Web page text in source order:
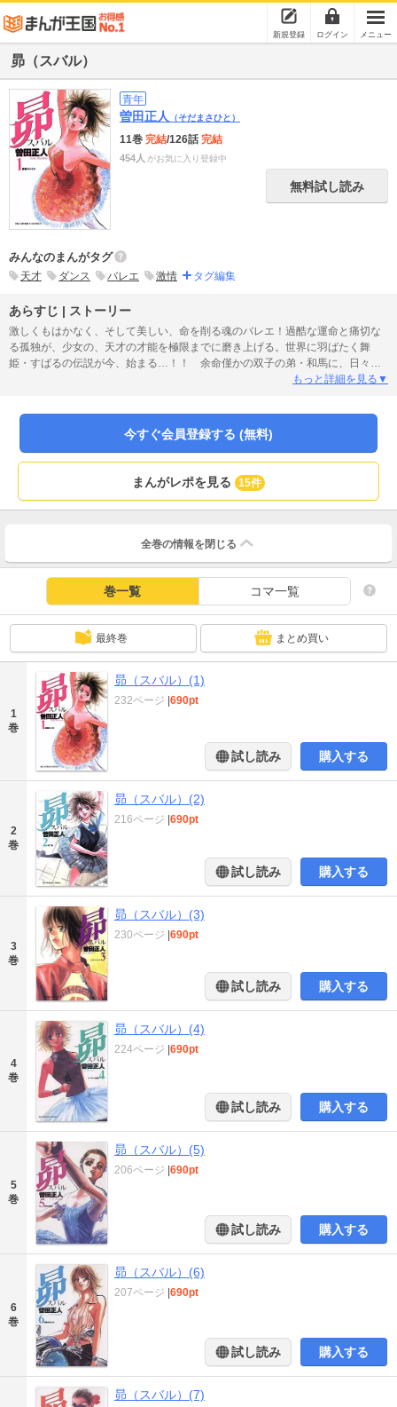
新規登録 ログイン メニュー
昴（スバル）
青年
曽田正人 （そだまさひと）
11巻 完結/126話完結
454人 がお気に入り登録中
無料試し読み
みんなのまんがタグ
天才 ダンス バレエ 激情 タグ編集
あらすじ | ストーリー
激しくもはかなく、そして美しい、命を削る魂のバレエ！過酷な運命と痛切な
る孤独が、少女の、天才の才能を極限までに磨き上げる。世界に羽ばたく舞
姫・すばるの伝説が今、始まる…！！ 余命僅かの双子の弟・和馬に、日々の
出来事を踊りで伝えていた小学3年生のすばる。和馬のために踊っているつもり
けられる出来事を引き起こす事となり…。
もっと詳細を見る▼
今すぐ会員登録する (無料)
まんがレポを見る 15件
全巻の情報を 閉じる
巻一覧 コマ一覧
最終巻 まとめ買い
1
巻
昴（スバル）(1)
232ページ |690pt
試し読み 購入する
2
巻
昴（スバル）(2)
216ページ |690pt
試し読み 購入する
3
巻
昴（スバル）(3)
230ページ |690pt
試し読み 購入する
4
巻
昴（スバル）(4)
224ページ |690pt
試し読み 購入する
5
巻
昴（スバル）(5)
206ページ |690pt
試し読み 購入する
6
巻
昴（スバル）(6)
207ページ |690pt
試し読み 購入する
昴（スバル）(7)